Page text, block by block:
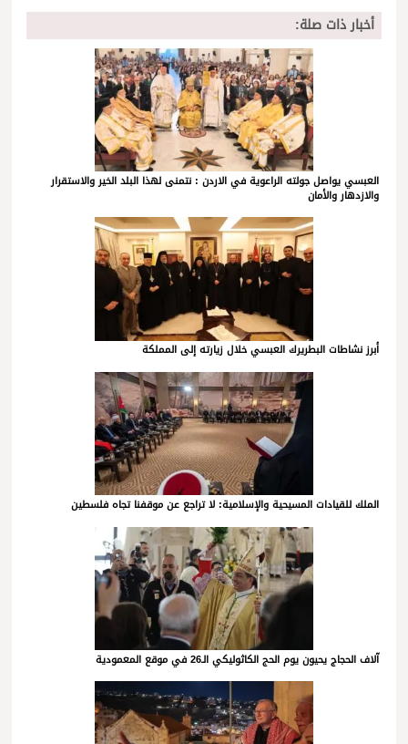
أخبار ذات صلة:
العبسي يواصل جولته الراعوية في الاردن : نتمنى لهذا البلد الخير والاستقرار
والازدهار والأمان
أبرز نشاطات البطريرك العبسي خلال زيارته إلى المملكة
الملك للقيادات المسيحية والإسلامية: لا تراجع عن موقفنا تجاه فلسطين
آلاف الحجاج يحيون يوم الحج الكاثوليكي الـ26 في موقع المعمودية